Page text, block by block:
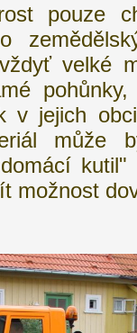
pouze
velké
v jejich
může
možnost